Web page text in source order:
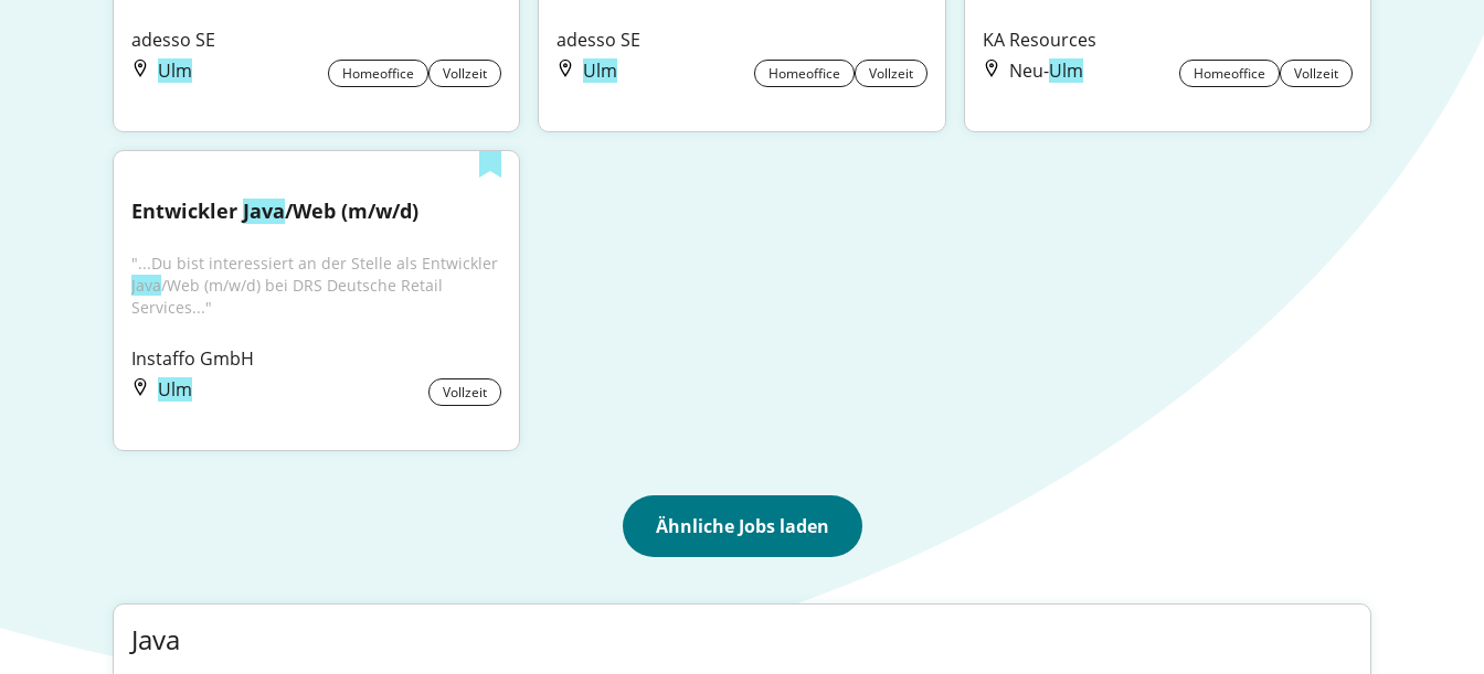
adesso SE
Ulm
Homeoffice Vollzeit
adesso SE
Ulm
Homeoffice Vollzeit
KA Resources
Neu-Ulm Homeoffice Vollzeit
Entwickler Java/Web (m/w/d)
Java/Web (m/w/d) bei DRS Deutsche Retail
Services..."
Instaffo GmbH
Ulm
Vollzeit
Ähnliche Jobs laden
Java